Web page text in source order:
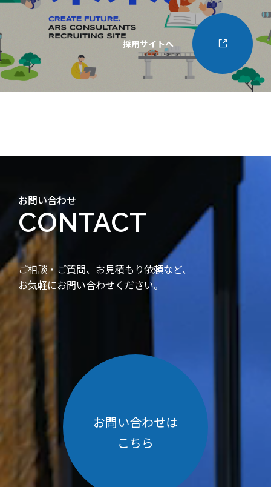
採用サイトへ
お問い合わせ
CONTACT
ご相談・ご質問、お見積もり依頼など、
お気軽にお問い合わせください。
お問い合わせは
こちら